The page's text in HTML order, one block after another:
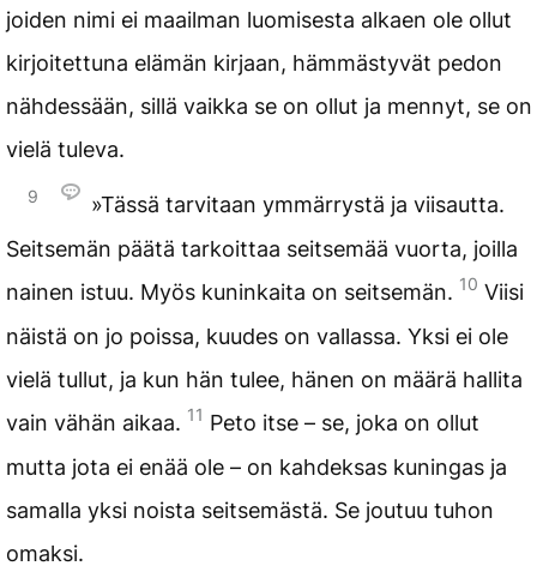
joiden nimi ei maailman luomisesta alkaen ole ollut
kirjoitettuna elämän kirjaan, hämmästyvät pedon
nähdessään, sillä vaikka se on ollut ja mennyt, se on
vielä tuleva.
9
»Tässä tarvitaan ymmärrystä ja viisautta.
Seitsemän päätä tarkoittaa seitsemää vuorta, joilla
nainen istuu. Myös kuninkaita on seitsemän. 10 Viisi
näistä on jo poissa, kuudes on vallassa. Yksi ei ole
vielä tullut, ja kun hän tulee, hänen on määrä hallita
vain vähän aikaa. 11 Peto itse – se, joka on ollut
mutta jota ei enää ole – on kahdeksas kuningas ja
samalla yksi noista seitsemästä. Se joutuu tuhon
omaksi.